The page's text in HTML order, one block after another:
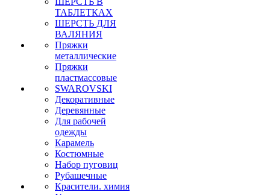
ТАБЛЕТКАХ
ШЕРСТЬ ДЛЯ
ВАЛЯНИЯ
Пряжки
металлические
Пряжки
пластмассовые
SWAROVSKI
Декоративные
Деревянные
Для рабочей
одежды
Карамель
Костюмные
Набор пуговиц
Рубашечные
Красители. химия